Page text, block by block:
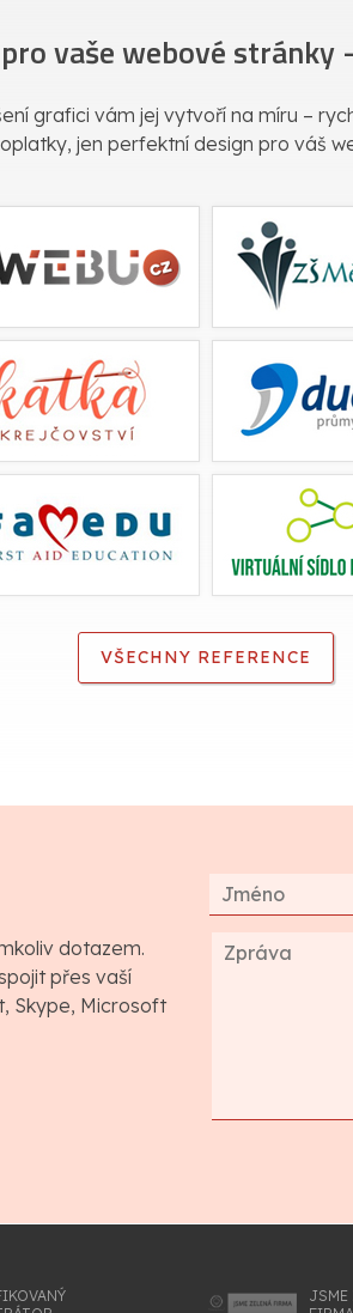
vaše webové stránky
grafici vám jej vytvoří na míru –
jen perfektní design pro váš
VŠECHNY REFERENCE
dotazem.
přes vaší
Skype, Microsoft
JSME